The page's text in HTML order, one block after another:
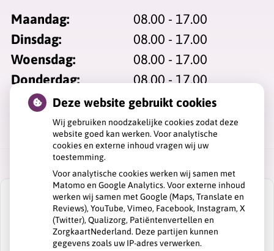
Maandag:
08.00 - 17.00
Dinsdag:
08.00 - 17.00
Woensdag:
08.00 - 17.00
Donderdag:
08.00 - 17.00
Vrijdag:
08.00 - 17.00
U heeft geen toestemming gegeven voor
externe inhoud die nodig is om dit te
Deze website gebruikt cookies
Wij gebruiken noodzakelijke cookies zodat deze
website goed kan werken. Voor analytische
cookies en externe inhoud vragen wij uw
toestemming.
Voor analytische cookies werken wij samen met
Matomo en Google Analytics. Voor externe inhoud
werken wij samen met Google (Maps, Translate en
Reviews), YouTube, Vimeo, Facebook, Instagram, X
(Twitter), Qualizorg, Patiëntenvertellen en
ZorgkaartNederland. Deze partijen kunnen
gegevens zoals uw IP-adres verwerken.